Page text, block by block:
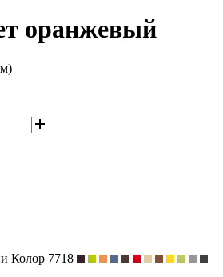
оранжевый
Колор 7718